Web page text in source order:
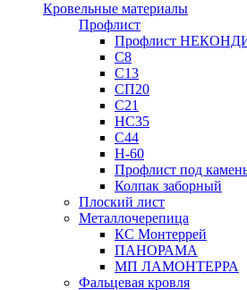
Кровельные материалы
Профлист
Профлист
С8
С13
СП20
С21
НС35
С44
Н-60
Профлист под
Колпак заборный
Плоский лист
Металлочерепица
КС Монтеррей
ПАНОРАМА
МП ЛАМОНТЕРРА
Фальцевая кровля